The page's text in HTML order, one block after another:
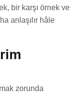
bir karşı örnek ve
anlaşılır hâle
zorunda